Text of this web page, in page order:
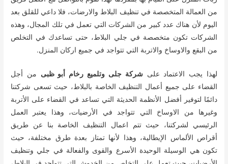
من العمالة المتخصصة في تنظيف البلاط والارضات، فلا داعي للقلق بعد
اليوم لأن هناك عدد كبير من الشركات التي تعمل في تلك المجال، وهذه
الشركات تكون متخصصة في جلي البلاط، حتى تساعدك في التخلص
من البقع والاوساخ والاتربة التي تتواجد في جميع اركان المنزل.
لهذا يجب الاعتماد علىشركة جلى وتلميع رخام أبو ظبى من أجل
القضاء على جميع أعمال التنظيف الخاصة بالبلاط، حيث تسعى شركتنا
دائمًا لتوفير أفضل الأنظمة الحديثة التي تساعد في القضاء على الأتربة
وغيرها من الاوساخ التي تتواجد في الأرضيات، وهذا يعتبر العمل
الرئيسي لشركتنا، حيث تتم اعمال التنظيف الخاصة بنا عن طريق
أقراص الألماس الإيطالية، وهذا لأنها تمتاز بعدة طرق مختلفة، حيث
تكون هي الوسيلة الوحيدة الأسرع والقوى والفعالة في جلي وتنظيف